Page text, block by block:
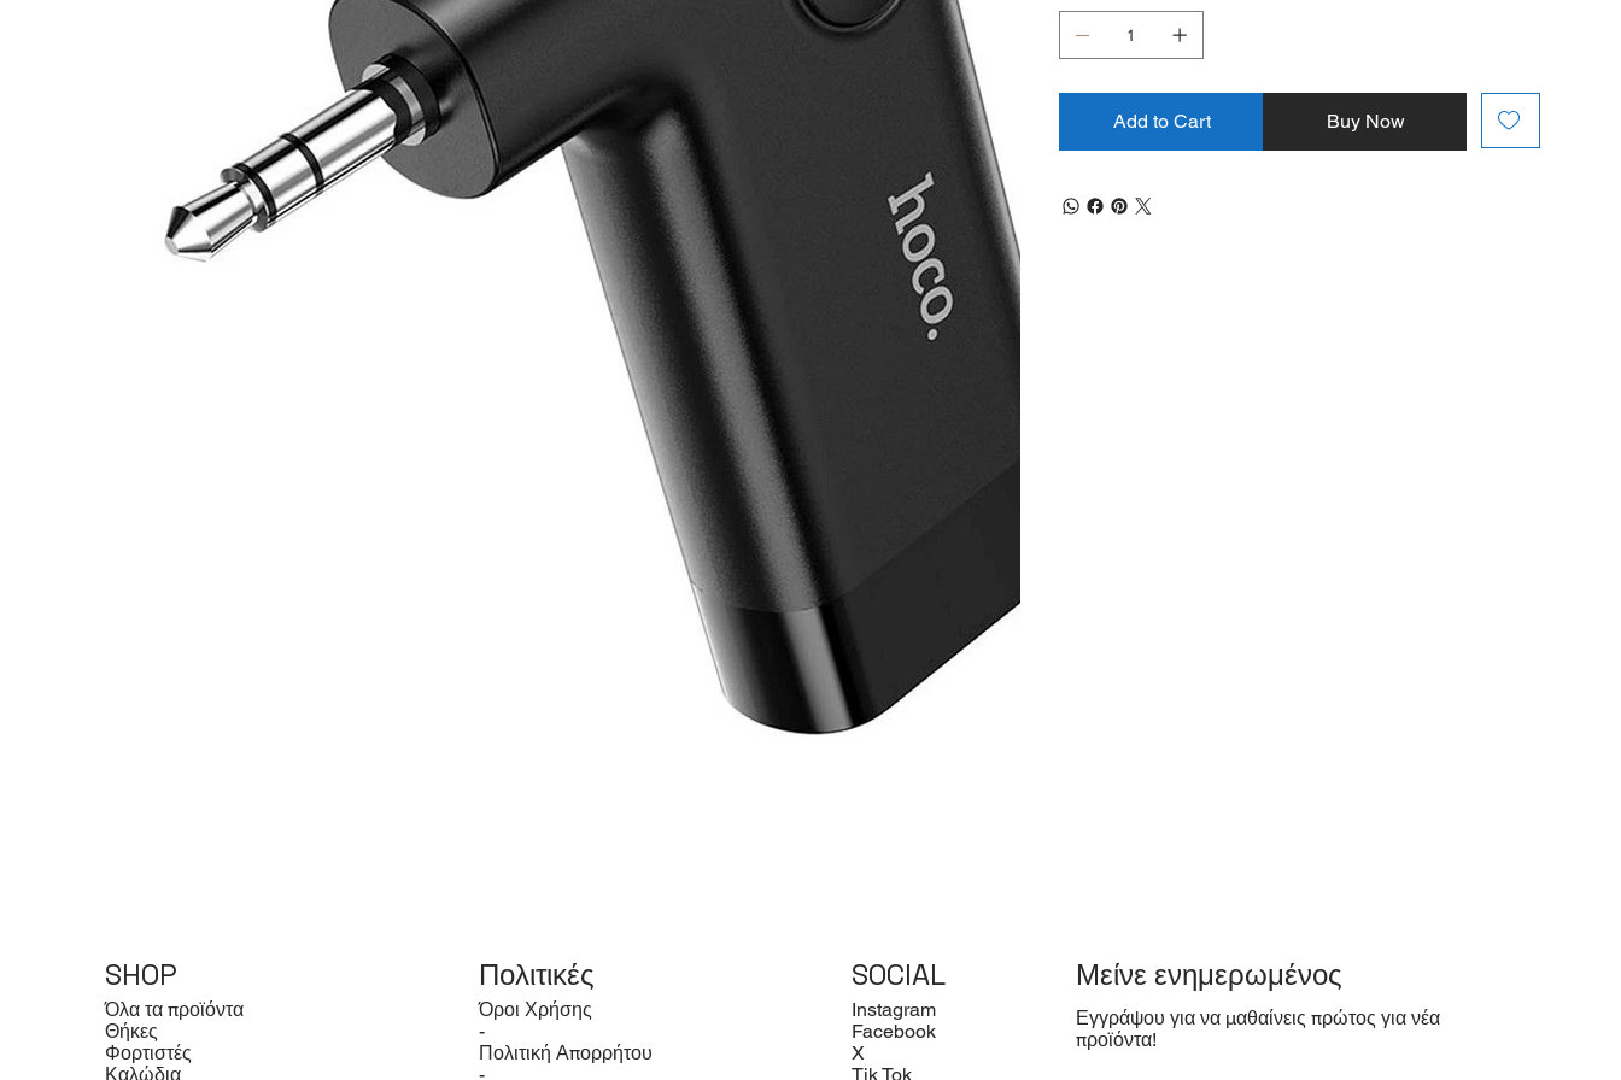
Add to Cart Buy Now
SHOP
Όλα τα προϊόντα
Θήκες
Φορτιστές
Καλώδια
Πολιτικές
Όροι Χρήσης
-
Πολιτική Απορρήτου
-
SOCIAL
Instagram
Facebook
X
Tik Tok
​Μείνε ενημερωμένος
Εγγράψου για να μαθαίνεις πρώτος για νέα
προϊόντα!